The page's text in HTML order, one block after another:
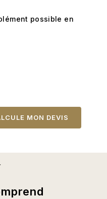
possible en
MON DEVIS